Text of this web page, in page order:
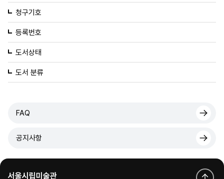
청구기호
등록번호
도서상태
도서 분류
FAQ
공지사항